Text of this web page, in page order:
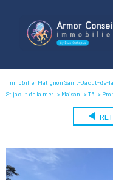
Immobilier Matignon Saint-Jacut-de-
St jacut de la mer
Maison T6